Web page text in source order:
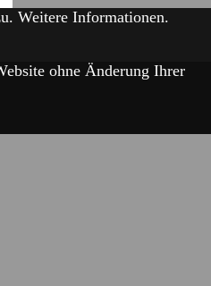
Weitere Informationen.
ohne Änderung Ihrer